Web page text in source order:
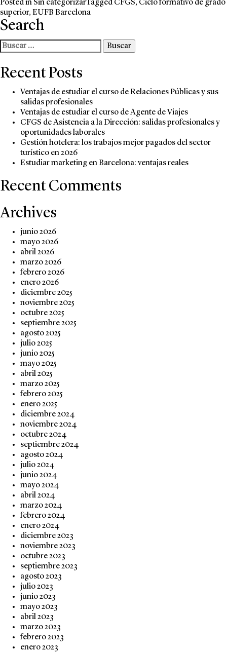
Posted in Sin categorizarTagged CFGS, Ciclo formativo de grado
superior, EUFB Barcelona
Search
Buscar:
Recent Posts
Ventajas de estudiar el curso de Relaciones Públicas y sus
salidas profesionales
Ventajas de estudiar el curso de Agente de Viajes
CFGS de Asistencia a la Dirección: salidas profesionales y
oportunidades laborales
Gestión hotelera: los trabajos mejor pagados del sector
turístico en 2026
Estudiar marketing en Barcelona: ventajas reales
Recent Comments
Archives
junio 2026
mayo 2026
abril 2026
marzo 2026
febrero 2026
enero 2026
diciembre 2025
noviembre 2025
octubre 2025
septiembre 2025
agosto 2025
julio 2025
junio 2025
mayo 2025
abril 2025
marzo 2025
febrero 2025
enero 2025
diciembre 2024
noviembre 2024
octubre 2024
septiembre 2024
agosto 2024
julio 2024
junio 2024
mayo 2024
abril 2024
marzo 2024
febrero 2024
enero 2024
diciembre 2023
noviembre 2023
octubre 2023
septiembre 2023
agosto 2023
julio 2023
junio 2023
mayo 2023
abril 2023
marzo 2023
febrero 2023
enero 2023